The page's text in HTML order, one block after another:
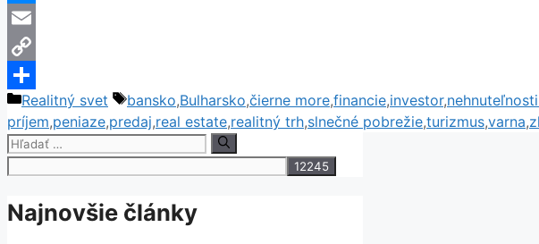
Messenger
Email
Copy
Link
Share
Kategórie
Realitný svet Značky
bansko,Bulharsko,čierne more,financie,investor,
príjem,peniaze,predaj,real estate,realitný trh,slnečné pobrežie,turizmus,varna,
Hľadať:
Najnovšie články